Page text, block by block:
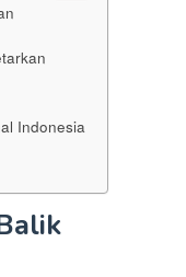
Indonesia